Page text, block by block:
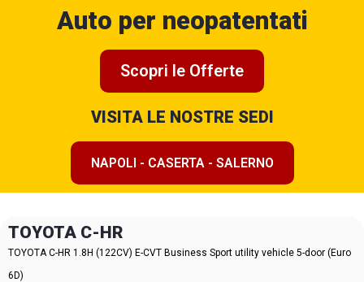
Auto per neopatentati
Scopri le Offerte
VISITA LE NOSTRE SEDI
NAPOLI - CASERTA - SALERNO
TOYOTA C-HR
TOYOTA C-HR 1.8H (122CV) E-CVT Business Sport utility vehicle 5-door (Euro
6D)